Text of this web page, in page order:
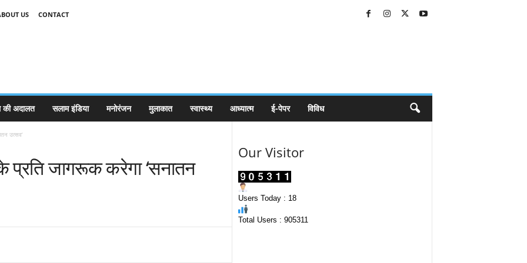
US
CONTACT
की अदालत सलाम इंडिया मनोरंजन मुलाकात स्वास्थ्य आध्यात्म ई-पेपर विविध
उत्सव’
प्रति जागरूक करेगा ‘सनातन
Our Visitor
Users Today : 18
Total Users : 905311